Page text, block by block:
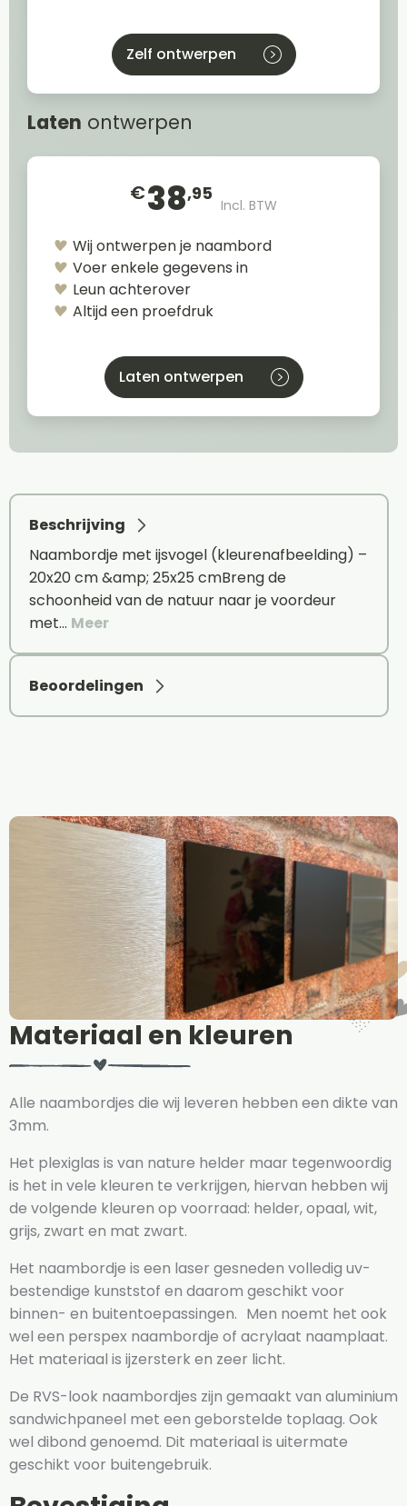
Zelf ontwerpen
Laten ontwerpen
€38,95
Incl. BTW
Wij ontwerpen je naambord
Voer enkele gegevens in
Leun achterover
Altijd een proefdruk
Laten ontwerpen
Beschrijving
Naambordje met ijsvogel (kleurenafbeelding) –
20x20 cm &amp; 25x25 cmBreng de
schoonheid van de natuur naar je voordeur
met… Meer
Beoordelingen
Materiaal en kleuren
Alle naambordjes die wij leveren hebben een dikte van
3mm.
Het plexiglas is van nature helder maar tegenwoordig
is het in vele kleuren te verkrijgen, hiervan hebben wij
de volgende kleuren op voorraad: helder, opaal, wit,
grijs, zwart en mat zwart.
Het naambordje is een laser gesneden volledig uv-
bestendige kunststof en daarom geschikt voor
binnen- en buitentoepassingen. Men noemt het ook
wel een perspex naambordje of acrylaat naamplaat.
Het materiaal is ijzersterk en zeer licht.
De RVS-look naambordjes zijn gemaakt van aluminium
sandwichpaneel met een geborstelde toplaag. Ook
wel dibond genoemd. Dit materiaal is uitermate
geschikt voor buitengebruik.